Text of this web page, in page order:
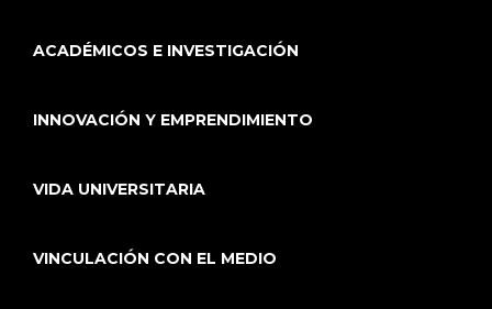
ACADÉMICOS E INVESTIGACIÓN
INNOVACIÓN Y EMPRENDIMIENTO
VIDA UNIVERSITARIA
VINCULACIÓN CON EL MEDIO